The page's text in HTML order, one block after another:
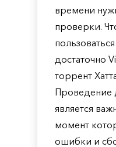
времени
проверки.
достаточно
торрент
Проведение
является
момент
ошибки и